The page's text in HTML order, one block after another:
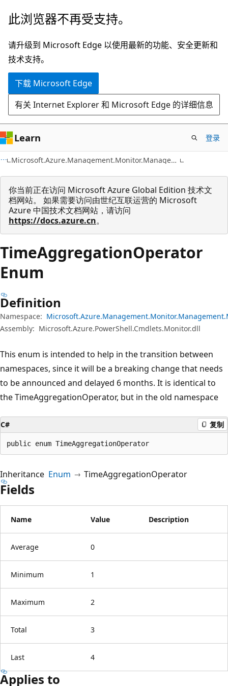
跳
主
要
内
跳
页
内
导
此浏览器不再受支持。
请升级到 Microsoft Edge 以使用最新的功能、安全更新和
技术支持。
下载 Microsoft Edge
有关 Internet Explorer 和 Microsoft Edge 的详细信息
Learn 登录
Microsoft.Azure.Management.Monitor.Management.Models
你当前正在访问 Microsoft Azure Global Edition 技术文
档网站。 如果需要访问由世纪互联运营的 Microsoft
Azure 中国技术文档网站，请访问
https://docs.azure.cn。
TimeAggregationOperator
Enum
Definition
Namespace:
Assembly: Microsoft.Azure.PowerShell.Cmdlets.Monitor.dll
This enum is intended to help in the transition between
namespaces, since it will be a breaking change that needs
to be announced and delayed 6 months. It is identical to
the TimeAggregationOperator, but in the old namespace
C# 复制
public enum TimeAggregationOperator
Inheritance Enum TimeAggregationOperator
Fields
Name Value Description
Average 0
Minimum 1
Maximum 2
Total 3
Last 4
Applies to